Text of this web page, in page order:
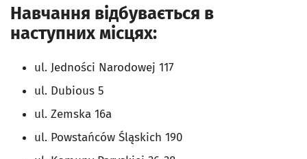
Навчання відбувається в
наступних місцях:
ul. Jedności Narodowej 117
ul. Dubious 5
ul. Zemska 16a
ul. Powstańców Śląskich 190